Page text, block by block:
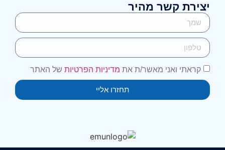
יצירת קשר מהיר
קראתי ואני מאשר/ת את מדיניות הפרטיות של האתר
תחזרו אליי